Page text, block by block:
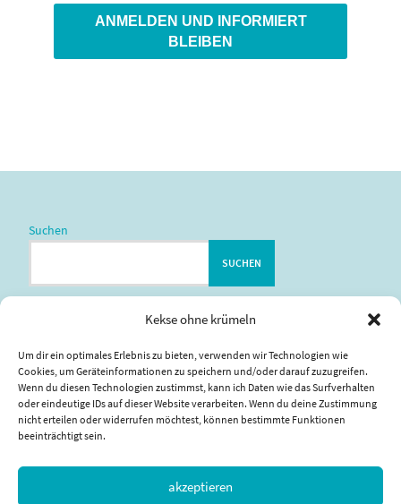
Kekse ohne krümeln
Um dir ein optimales Erlebnis zu bieten, verwenden wir Technologien wie
Cookies, um Geräteinformationen zu speichern und/oder darauf zuzugreifen.
Wenn du diesen Technologien zustimmst, kann ich Daten wie das Surfverhalten
oder eindeutige IDs auf dieser Website verarbeiten. Wenn du deine Zustimmung
nicht erteilen oder widerrufen möchtest, können bestimmte Funktionen
beeinträchtigt sein.
akzeptieren
Suchen
SUCHEN
Datenschutzerklärung